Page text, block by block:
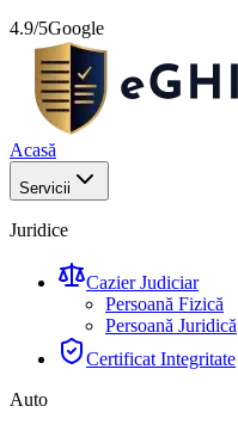
4.9/5Google
Acasă
Servicii
Juridice
Cazier Judiciar
Persoană Fizică
Persoană Juridică
Certificat Integritate
Auto